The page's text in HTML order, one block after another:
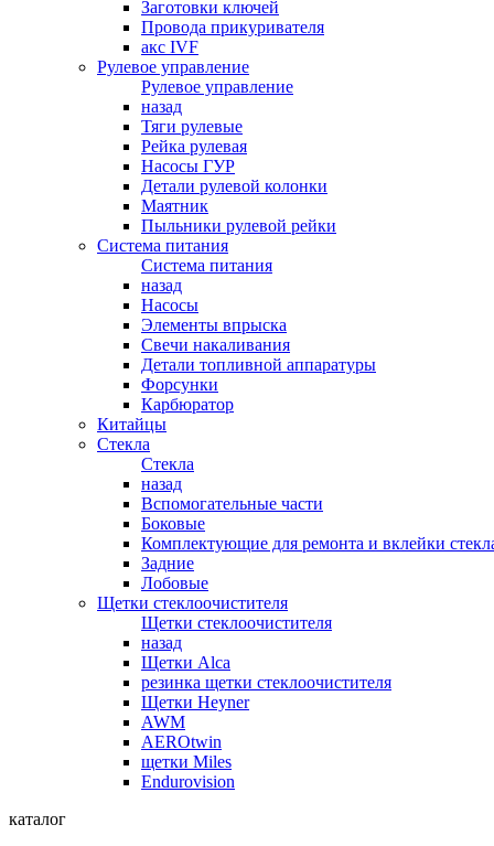
Заготовки ключей
Провода прикуривателя
акс IVF
Рулевое управление
Рулевое управление
назад
Тяги рулевые
Рейка рулевая
Насосы ГУР
Детали рулевой колонки
Маятник
Пыльники рулевой рейки
Система питания
Система питания
назад
Насосы
Элементы впрыска
Свечи накаливания
Детали топливной аппаратуры
Форсунки
Карбюратор
Китайцы
Стекла
Стекла
назад
Вспомогательные части
Боковые
Комплектующие для ремонта и вклейки
Задние
Лобовые
Щетки стеклоочистителя
Щетки стеклоочистителя
назад
Щетки Alca
резинка щетки стеклоочистителя
Щетки Heyner
AWM
AEROtwin
щетки Miles
Endurovision
каталог